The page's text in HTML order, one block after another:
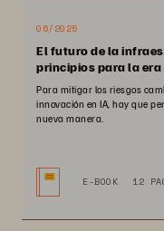
06/2025
El futuro de la
principios para la era
Para mitigar los riesgos
innovación en IA, hay que
nueva manera.
E-BOOK 12